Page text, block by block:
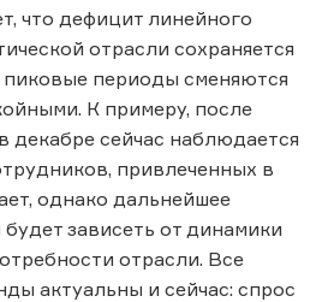
что дефицит линейного
отрасли сохраняется
пиковые периоды сменяются
К примеру, после
декабре сейчас наблюдается
привлеченных в
однако дальнейшее
зависеть от динамики
отрасли. Все
актуальны и сейчас: спрос